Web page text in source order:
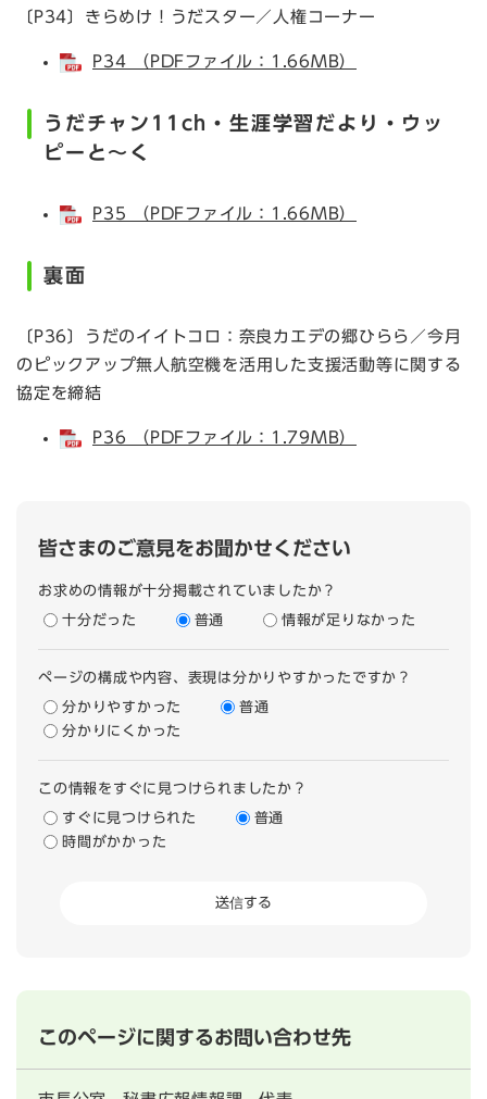
〔P34〕きらめけ！うだスター／人権コーナー
P34 （PDFファイル：1.66MB）
うだチャン11ch・生涯学習だより・ウッ
ピーと～く
P35 （PDFファイル：1.66MB）
裏面
〔P36〕うだのイイトコロ：奈良カエデの郷ひらら／今月
のピックアップ無人航空機を活用した支援活動等に関する
協定を締結
P36 （PDFファイル：1.79MB）
皆さまのご意見をお聞かせください
お求めの情報が十分掲載されていましたか？
十分だった 普通 情報が足りなかった
ページの構成や内容、表現は分かりやすかったですか？
分かりやすかった
普通
分かりにくかった
この情報をすぐに見つけられましたか？
すぐに見つけられた
普通
時間がかかった
このページに関するお問い合わせ先